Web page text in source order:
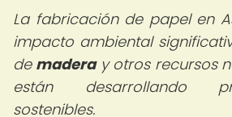
La fabricación de papel en
impacto ambiental
de maderay otros recursos
están desarrollando
sostenibles.